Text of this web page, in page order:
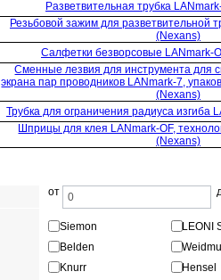
Разветвительная трубка
Резьбовой зажим для разветвительной
(Nexans)
Салфетки безворсовые LANmark-
Сменные лезвия для инструмента для
экрана пар проводников LANmark-7,
(Nexans)
Трубка для ограничения радиуса изгиба
Шприцы для клея LANmark-OF,
(Nexans)
от
Siemon
LEONI
Belden
Knurr
Hensel